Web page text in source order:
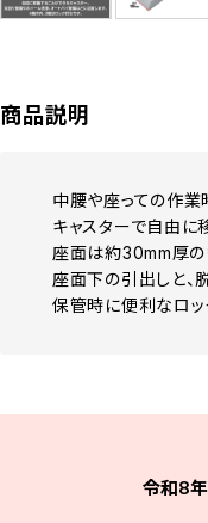
商品説明
中腰や座っての作業
キャスターで自由に
座面は約30mm厚の
座面下の引出しと、
保管時に便利なロッ
令和8